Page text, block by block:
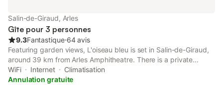
Salin-de-Giraud, Arles
Gîte pour 3 personnes
9.3Fantastique⋅64 avis
Featuring garden views, L'oiseau bleu is set in Salin-de-Giraud,
around 39 km from Arles Amphitheatre. There is a private
entrance at the apartment for the convenience of those who
stay.
WiFi Internet
Climatisation
Annulation gratuite